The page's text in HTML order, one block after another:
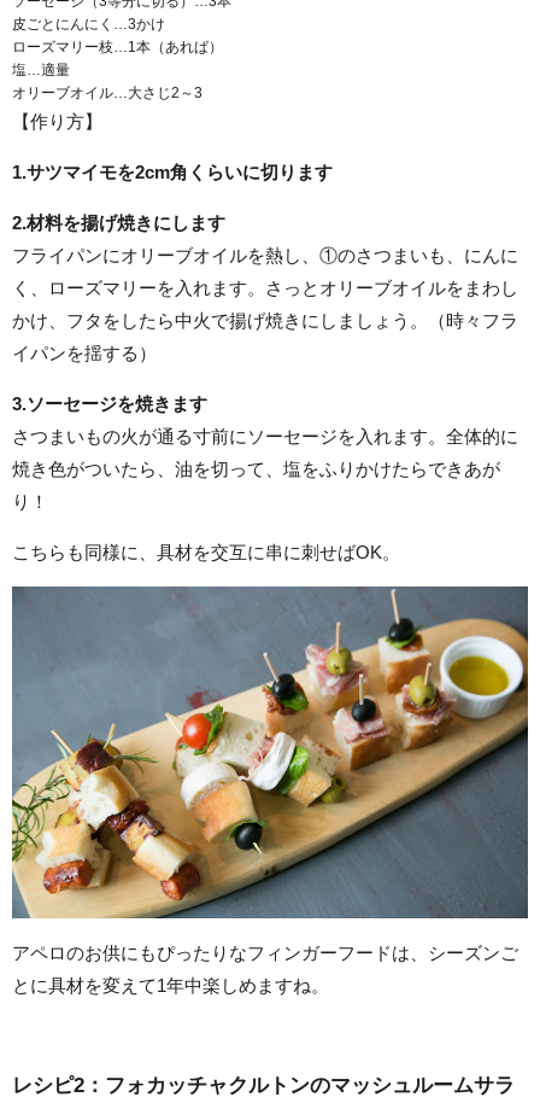
皮ごとにんにく…3かけ
ローズマリー枝…1本（あれば）
塩…適量
オリーブオイル…大さじ2～3
【作り方】
1.サツマイモを2cm角くらいに切ります
2.材料を揚げ焼きにします
フライパンにオリーブオイルを熱し、①のさつまいも、にんに
く、ローズマリーを入れます。さっとオリーブオイルをまわし
かけ、フタをしたら中火で揚げ焼きにしましょう。（時々フラ
イパンを揺する）
3.ソーセージを焼きます
さつまいもの火が通る寸前にソーセージを入れます。全体的に
焼き色がついたら、油を切って、塩をふりかけたらできあが
り！
こちらも同様に、具材を交互に串に刺せばOK。
アペロのお供にもぴったりなフィンガーフードは、シーズンご
とに具材を変えて1年中楽しめますね。
レシピ2：フォカッチャクルトンのマッシュルームサラ